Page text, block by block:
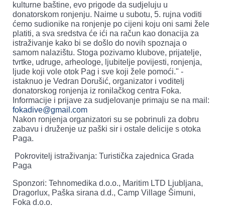
kulturne baštine, evo prigode da sudjeluju u
donatorskom ronjenju. Naime u subotu, 5. rujna voditi
ćemo sudionike na ronjenje po cijeni koju oni sami žele
platiti, a sva sredstva će ići na račun kao donacija za
istraživanje kako bi se došlo do novih spoznaja o
samom nalazištu. Stoga pozivamo klubove, prijatelje,
tvrtke, udruge, arheologe, ljubitelje povijesti, ronjenja,
ljude koji vole otok Pag i sve koji žele pomoći." -
istaknuo je Vedran Dorušić, organizator i voditelj
donatorskog ronjenja iz ronilačkog centra Foka.
Informacije i prijave za sudjelovanje primaju se na mail:
fokadive@gmail.com
Nakon ronjenja organizatori su se pobrinuli za dobru
zabavu i druženje uz paški sir i ostale delicije s otoka
Paga.
Pokrovitelj istraživanja: Turistička zajednica Grada
Paga
Sponzori: Tehnomedika d.o.o., Maritim LTD Ljubljana,
Dragorlux, Paška sirana d.d., Camp Village Šimuni,
Foka d.o.o.